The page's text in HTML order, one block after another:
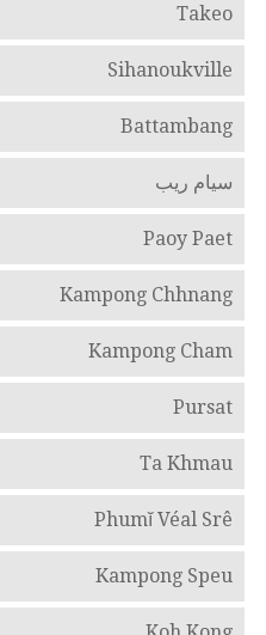
Takeo
Sihanoukville
Battambang
سيام ريب
Paoy Paet
Kampong Chhnang
Kampong Cham
Pursat
Ta Khmau
Phumĭ Véal Srê
Kampong Speu